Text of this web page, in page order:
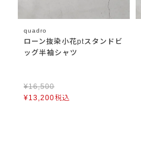
quadro
ローン抜染小花ptスタンドビ
ッグ半袖シャツ
¥16,500
¥13,200税込